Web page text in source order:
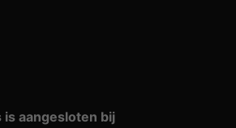
is aangesloten bij